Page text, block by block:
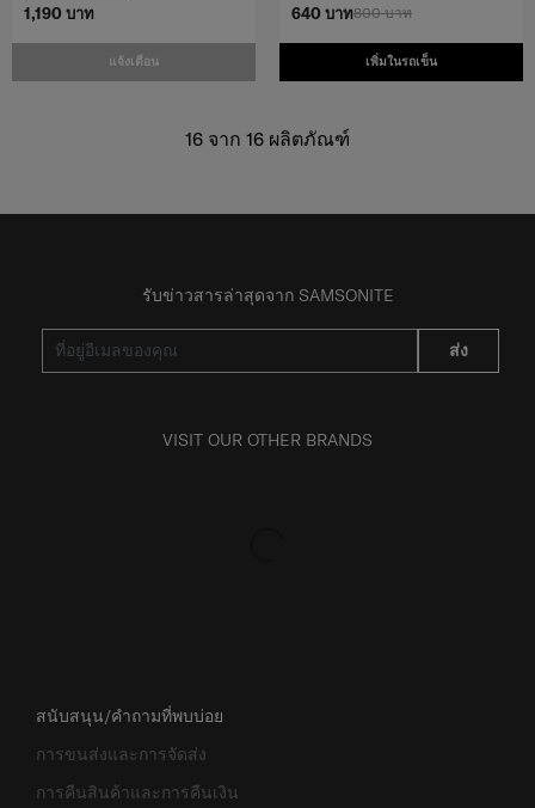
1,190 บาท
แจ้งเตือน
800 บาท
640 บาท
เพิ่มในรถเข็น
16 จาก 16 ผลิตภัณฑ์
รับข่าวสารล่าสุดจาก SAMSONITE
ส่ง
VISIT OUR OTHER BRANDS
สนับสนุน/คำถามที่พบบ่อย
การขนส่งและการจัดส่ง
การคืนสินค้าและการคืนเงิน